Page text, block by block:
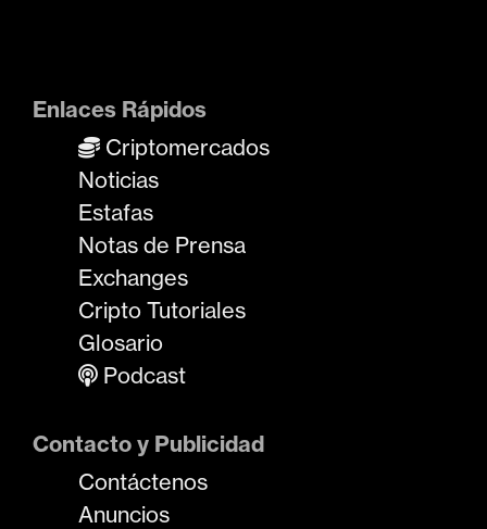
Enlaces Rápidos
Criptomercados
Noticias
Estafas
Notas de Prensa
Exchanges
Cripto Tutoriales
Glosario
Podcast
Contacto y Publicidad
Contáctenos
Anuncios